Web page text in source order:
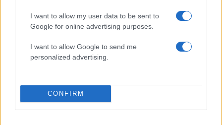
I want to allow my user data to be sent to
Google for online advertising purposes.
I want to allow Google to send me
personalized advertising.
CONFIRM
ενημερωθείτε πρώτοι για όλη την ειδησεογραφία και τα
τελευταία νέατης ημέρας
Πιο δημοφιλή
1 Κωνσταντίνος Αργυρός και Αλεξάνδρα